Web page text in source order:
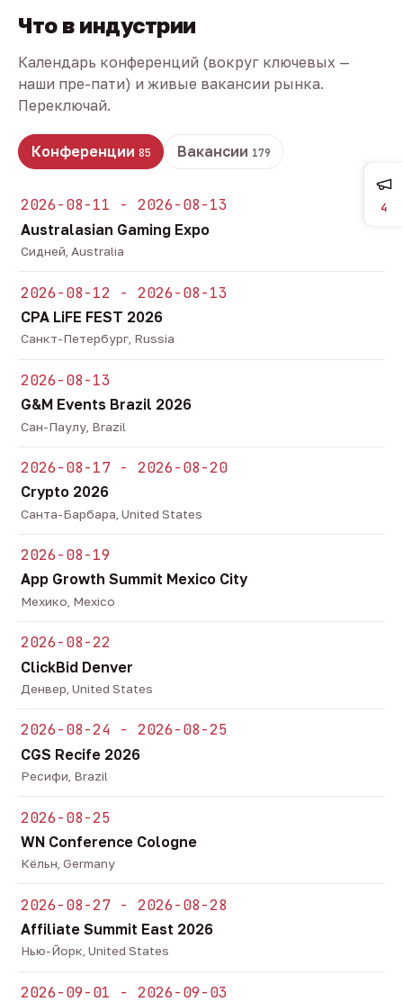
Что в индустрии
Календарь конференций (вокруг ключевых —
наши пре-пати) и живые вакансии рынка.
Переключай.
Конференции 85 Вакансии 179
2026-08-11 - 2026-08-13
Australasian Gaming Expo
Сидней, Australia
2026-08-12 - 2026-08-13
CPA LiFE FEST 2026
Санкт-Петербург, Russia
2026-08-13
G&M Events Brazil 2026
Сан-Паулу, Brazil
2026-08-17 - 2026-08-20
Crypto 2026
Санта-Барбара, United States
2026-08-19
App Growth Summit Mexico City
Мехико, Mexico
2026-08-22
ClickBid Denver
Денвер, United States
2026-08-24 - 2026-08-25
CGS Recife 2026
Ресифи, Brazil
2026-08-25
WN Conference Cologne
Кёльн, Germany
2026-08-27 - 2026-08-28
Affiliate Summit East 2026
Нью-Йорк, United States
2026-09-01 - 2026-09-03
4